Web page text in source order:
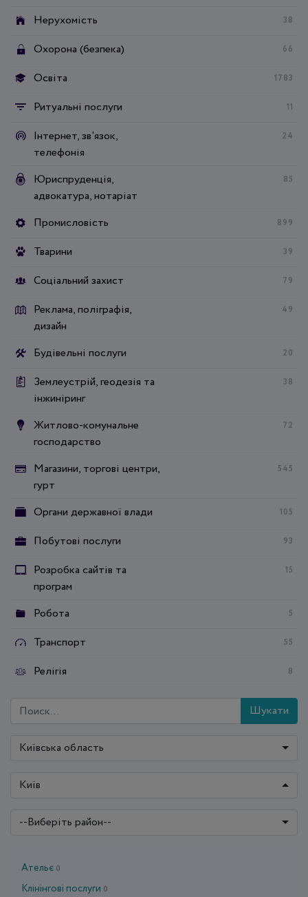
Нерухомість 38
Охорона (безпека) 66
Освіта 1783
Ритуальні послуги 11
Інтернет, зв'язок,
телефонія
24
Юриспруденція,
адвокатура, нотаріат
85
Промисловість 899
Тварини 39
Соціальний захист 79
Реклама, поліграфія,
дизайн
49
Будівельні послуги 20
Землеустрій, геодезія та
інжиніринг
38
Житлово-комунальне
господарство
72
Магазини, торгові центри,
гурт
545
Органи державної влади 105
Побутові послуги 93
Розробка сайтів та
програм
15
Робота 5
Транспорт 55
Релігія 8
Шукати
Київська область
Київ
--Виберіть район--
Ательє 0
Клінінгові послуги 0